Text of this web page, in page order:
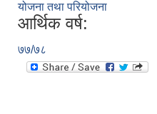
योजना तथा परियोजना
आर्थिक वर्ष:
७७/७८